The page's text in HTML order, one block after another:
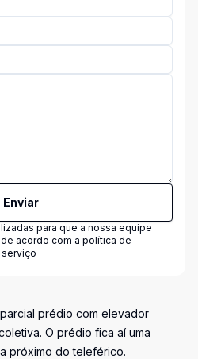
Enviar
para que a nossa equipe
acordo com a política de
prédio com elevador
O prédio fica aí uma
próximo do teleférico.